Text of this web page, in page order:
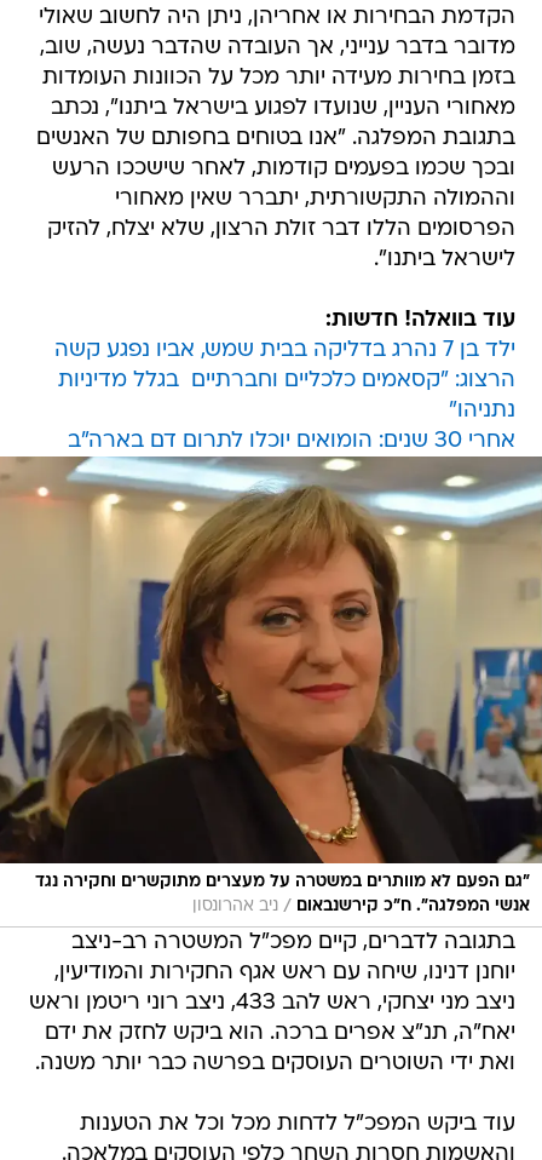
הקדמת הבחירות או אחריהן, ניתן היה לחשוב שאולי
מדובר בדבר ענייני, אך העובדה שהדבר נעשה, שוב,
בזמן בחירות מעידה יותר מכל על הכוונות העומדות
מאחורי העניין, שנועדו לפגוע בישראל ביתנו", נכתב
בתגובת המפלגה. "אנו בטוחים בחפותם של האנשים
ובכך שכמו בפעמים קודמות, לאחר שישככו הרעש
וההמולה התקשורתית, יתברר שאין מאחורי
הפרסומים הללו דבר זולת הרצון, שלא יצלח, להזיק
לישראל ביתנו".
עוד בוואלה! חדשות:
ילד בן 7 נהרג בדליקה בבית שמש, אביו נפגע קשה
הרצוג: "קסאמים כלכליים וחברתיים  בגלל מדיניות
נתניהו"
אחרי 30 שנים: הומואים יוכלו לתרום דם בארה"ב
"גם הפעם לא מוותרים במשטרה על מעצרים מתוקשרים וחקירה נגד
אנשי המפלגה". ח"כ קירשנבאום
/ ניב אהרונסון
בתגובה לדברים, קיים מפכ"ל המשטרה רב-ניצב
יוחנן דנינו, שיחה עם ראש אגף החקירות והמודיעין,
ניצב מני יצחקי, ראש להב 433, ניצב רוני ריטמן וראש
יאח"ה, תנ"צ אפרים ברכה. הוא ביקש לחזק את ידם
ואת ידי השוטרים העוסקים בפרשה כבר יותר משנה.
עוד ביקש המפכ"ל לדחות מכל וכל את הטענות
והאשמות חסרות השחר כלפי העוסקים במלאכה.